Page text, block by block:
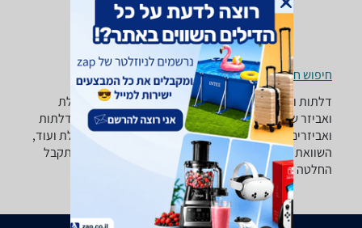
חיפוש חנויות דלתות ואביזרים לפי עיר
דלתות ואביזרים - ‏דלת ‏דלת סאונה רוצה למצוא את הדלת
ואביזר שאתה צריך? רק בזאפ תמצא מאות ביקורות על דלתות
ואביזרים מערכת סינון מתקדמת לפי סוג המוצר , סוג דלת ועוד,
השוואת מחירים ביותר מאלף חנויות לבית לגן ולמשרד ותקבל
החלטה חכמה!